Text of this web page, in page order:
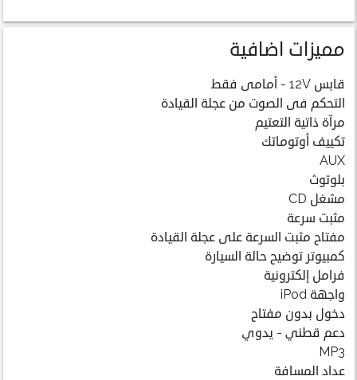
مميزات اضافية
قابس 12V - أمامى فقط
التحكم فى الصوت من عجلة القيادة
مرآة ذاتية التعتيم
تكييف أوتوماتك
AUX
بلوتوث
مشغل CD
مثبت سرعة
مفتاح مثبت السرعة على عجلة القيادة
كمبيوتر توضيح حالة السيارة
فرامل إلكترونية
واجهة iPod
دخول بدون مفتاح
دعم قطني - يدوي
MP3
عداد المسافة